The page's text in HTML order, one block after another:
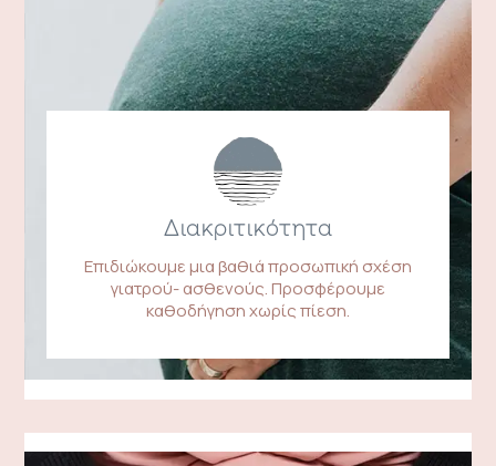
Διακριτικότητα
Επιδιώκουμε μια βαθιά προσωπική σχέση
γιατρού- ασθενούς. Προσφέρουμε
καθοδήγηση χωρίς πίεση.